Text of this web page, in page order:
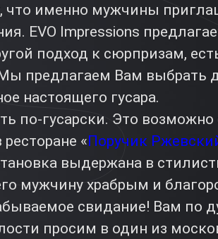
что именно мужчины
EVO Impressions
подход к сюрпризам,
предлагаем Вам выбрать
настоящего гусара.
по-гусарски. Это
«Поручик
выдержана в
мужчину храбрым и
свидание! Вам по
просим в один из